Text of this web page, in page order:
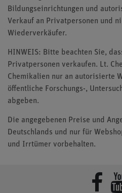
Bildungseinrichtungen und
Verkauf an Privatpersonen und
Wiederverkäufer.
HINWEIS: Bitte beachten Sie,
Privatpersonen verkaufen. Lt.
Chemikalien nur an autorisierte
öffentliche Forschungs-,
abgeben.
Die angegebenen Preise und
Deutschlands und nur für
und Irrtümer vorbehalten.